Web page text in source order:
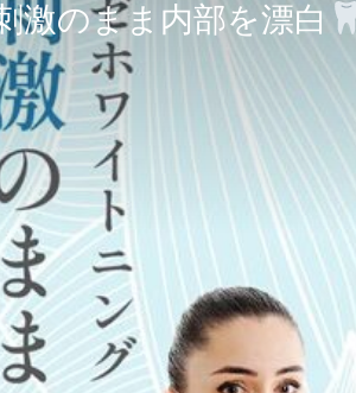
激のまま内部を漂白